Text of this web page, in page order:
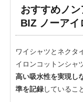
おすすめノ
BIZ ノーアイ
ワイシャツとネクタ
イロンコットンシャ
高い吸水性を実現し
準を記録しているこ